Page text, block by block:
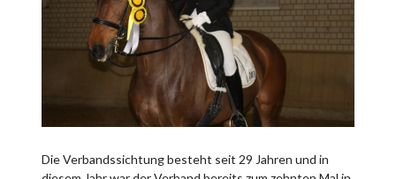
Die Verbandssichtung besteht seit 29 Jahren und in